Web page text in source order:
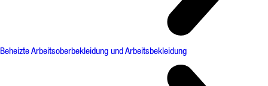
Beheizte Arbeitsoberbekleidung und Arbeitsbekleidung